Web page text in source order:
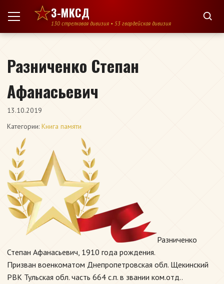
Перейти к содержимому
3-МКСД
130 стрелковая дивизия • 53 гвардейская дивизия
Разниченко Степан
Афанасьевич
13.10.2019
Категории: Книга памяти
Разниченко
Степан Афанасьевич, 1910 года рождения.
Призван военкоматом Днепропетровская обл. Щекинский
РВК Тульская обл. часть 664 с.п. в звании ком.отд..